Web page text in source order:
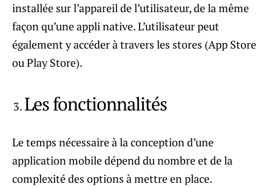
installée sur l’appareil de l’utilisateur, de la même
façon qu’une appli native. L’utilisateur peut
également y accéder à travers les stores (App Store
ou Play Store).
Les fonctionnalités
Le temps nécessaire à la conception d’une
application mobile dépend du nombre et de la
complexité des options à mettre en place.